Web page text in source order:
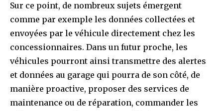
Sur ce point, de nombreux sujets émergent
comme par exemple les données collectées et
envoyées par le véhicule directement chez les
concessionnaires. Dans un futur proche, les
véhicules pourront ainsi transmettre des alertes
et données au garage qui pourra de son côté, de
manière proactive, proposer des services de
maintenance ou de réparation, commander les